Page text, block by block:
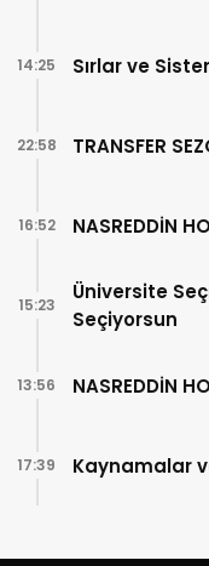
Sırlar ve
14:25
TRANSFER
22:58
NASREDDİN
16:52
Üniversite
Seçiyorsun
15:23
NASREDDİN
13:56
Kaynamalar
17:39